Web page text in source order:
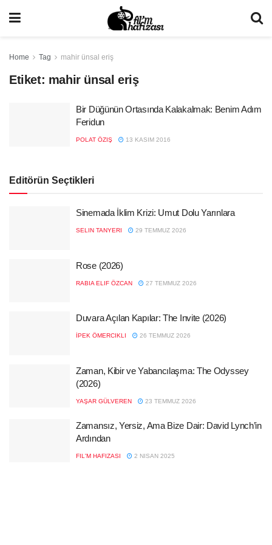
Home Tag mahir ünsal eriş
Etiket: mahir ünsal eriş
Bir Düğünün Ortasında Kalakalmak: Benim Adım
Feridun
POLAT ÖZIŞ 13 KASIM 2016
Editörün Seçtikleri
Sinemada İklim Krizi: Umut Dolu Yarınlara
SELIN TANYERI 29 TEMMUZ 2026
Rose (2026)
RABIA ELIF ÖZCAN 27 TEMMUZ 2026
Duvara Açılan Kapılar: The Invite (2026)
İPEK ÖMERCIKLI 26 TEMMUZ 2026
Zaman, Kibir ve Yabancılaşma: The Odyssey
(2026)
YAŞAR GÜLVEREN 23 TEMMUZ 2026
Zamansız, Yersiz, Ama Bize Dair: David Lynch’in
Ardından
FIL'M HAFIZASI 2 NISAN 2025